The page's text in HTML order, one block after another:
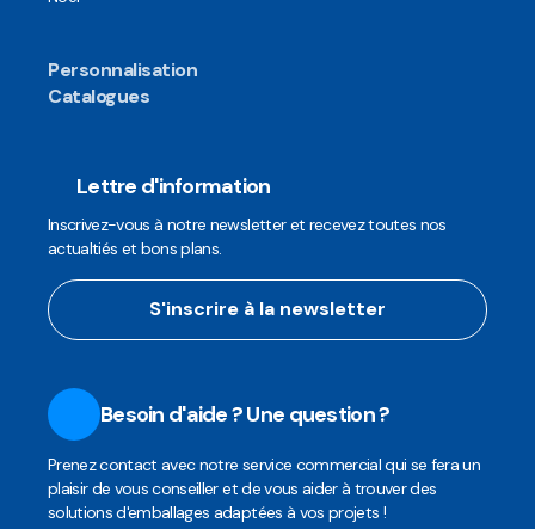
Personnalisation
Catalogues
Lettre d'information
Inscrivez-vous à notre newsletter et recevez toutes nos
actualtiés et bons plans.
S'inscrire à la newsletter
Besoin d'aide ? Une question ?
Prenez contact avec notre service commercial qui se fera un
plaisir de vous conseiller et de vous aider à trouver des
solutions d'emballages adaptées à vos projets !